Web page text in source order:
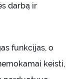
darbą ir
funkcijas, o
keisti,